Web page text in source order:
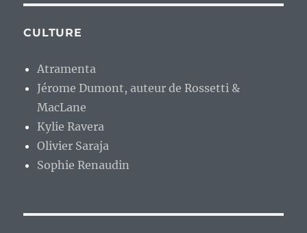
CULTURE
Atramenta
Jérome Dumont, auteur de Rossetti &
MacLane
Kylie Ravera
Olivier Saraja
Sophie Renaudin